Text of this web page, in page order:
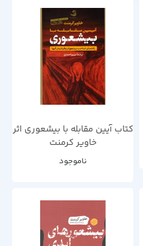
کتاب آیین مقابله با بیشعوری اثر
خاویر کرمنت
ناموجود